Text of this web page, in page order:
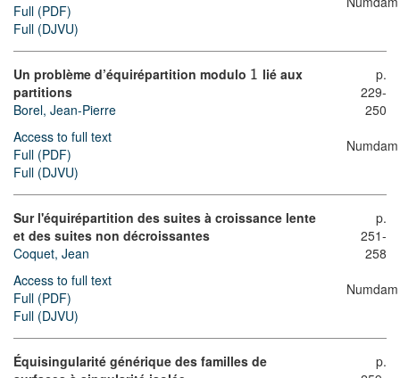
Full (PDF)
Full (DJVU)
Un problème d’équirépartition modulo 1 lié aux
partitions
Borel, Jean-Pierre
Access to full text
Full (PDF)
Full (DJVU)
p.
229-
250
Numdam
Sur l'équirépartition des suites à croissance lente
et des suites non décroissantes
Coquet, Jean
Access to full text
Full (PDF)
Full (DJVU)
p.
251-
258
Numdam
Équisingularité générique des familles de
p.